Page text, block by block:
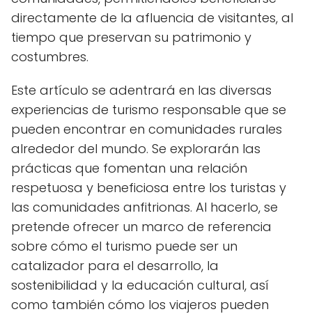
directamente de la afluencia de visitantes, al
tiempo que preservan su patrimonio y
costumbres.
Este artículo se adentrará en las diversas
experiencias de turismo responsable que se
pueden encontrar en comunidades rurales
alrededor del mundo. Se explorarán las
prácticas que fomentan una relación
respetuosa y beneficiosa entre los turistas y
las comunidades anfitrionas. Al hacerlo, se
pretende ofrecer un marco de referencia
sobre cómo el turismo puede ser un
catalizador para el desarrollo, la
sostenibilidad y la educación cultural, así
como también cómo los viajeros pueden